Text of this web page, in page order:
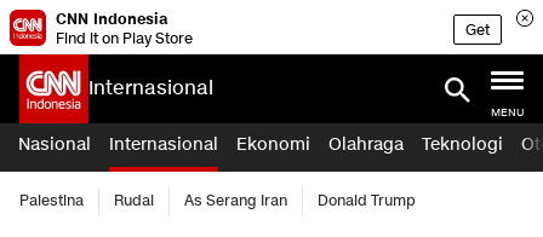
CNN Indonesia
Find it on Play Store
Get
Internasional
MENU
Nasional Internasional Ekonomi Olahraga Teknologi
Palestina Rudal As Serang Iran Donald Trump